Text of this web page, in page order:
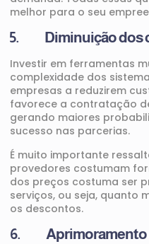
melhor para o seu
5. Diminuição dos
Investir em ferramentas
complexidade dos
empresas a reduzirem
favorece a contratação
gerando maiores
sucesso nas parcerias.
É muito importante
provedores costumam
dos preços costuma ser
serviços, ou seja, quanto
os descontos.
6. Aprimoramento